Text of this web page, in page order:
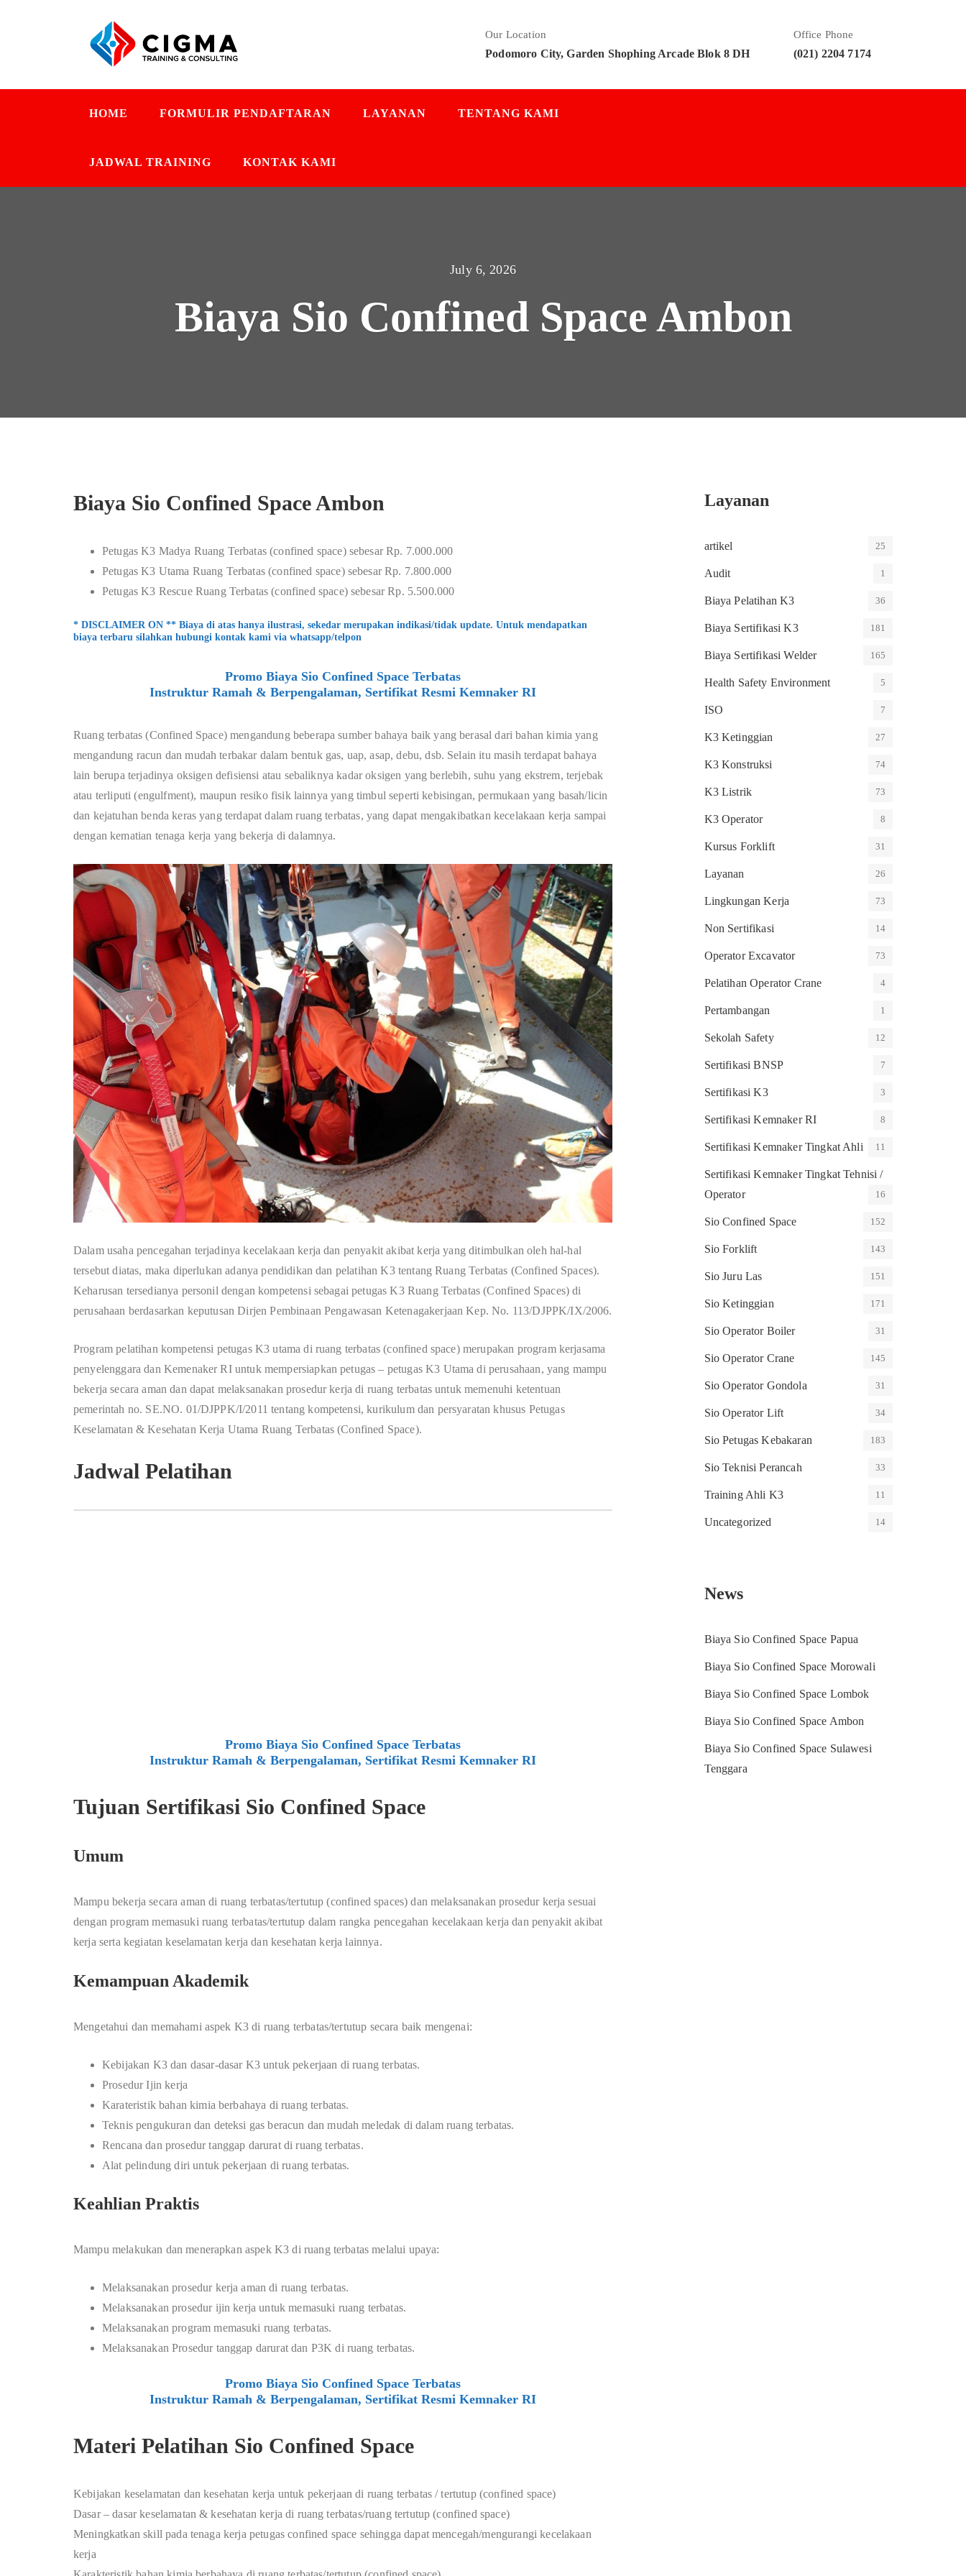
Our Location
Podomoro City, Garden Shophing Arcade Blok 8 DH
Office Phone
(021) 2204 7174
HOME FORMULIR PENDAFTARAN LAYANAN TENTANG KAMI
JADWAL TRAINING KONTAK KAMI
July 6, 2026
Biaya Sio Confined Space Ambon
Biaya Sio Confined Space Ambon
Petugas K3 Madya Ruang Terbatas (confined space) sebesar Rp. 7.000.000
Petugas K3 Utama Ruang Terbatas (confined space) sebesar Rp. 7.800.000
Petugas K3 Rescue Ruang Terbatas (confined space) sebesar Rp. 5.500.000
* DISCLAIMER ON ** Biaya di atas hanya ilustrasi, sekedar merupakan indikasi/tidak update. Untuk mendapatkan
biaya terbaru silahkan hubungi kontak kami via whatsapp/telpon
Promo Biaya Sio Confined Space Terbatas
Instruktur Ramah & Berpengalaman, Sertifikat Resmi Kemnaker RI
Ruang terbatas (Confined Space) mengandung beberapa sumber bahaya baik yang berasal dari bahan kimia yang
mengandung racun dan mudah terbakar dalam bentuk gas, uap, asap, debu, dsb. Selain itu masih terdapat bahaya
lain berupa terjadinya oksigen defisiensi atau sebaliknya kadar oksigen yang berlebih, suhu yang ekstrem, terjebak
atau terliputi (engulfment), maupun resiko fisik lainnya yang timbul seperti kebisingan, permukaan yang basah/licin
dan kejatuhan benda keras yang terdapat dalam ruang terbatas, yang dapat mengakibatkan kecelakaan kerja sampai
dengan kematian tenaga kerja yang bekerja di dalamnya.
Dalam usaha pencegahan terjadinya kecelakaan kerja dan penyakit akibat kerja yang ditimbulkan oleh hal-hal
tersebut diatas, maka diperlukan adanya pendidikan dan pelatihan K3 tentang Ruang Terbatas (Confined Spaces).
Keharusan tersedianya personil dengan kompetensi sebagai petugas K3 Ruang Terbatas (Confined Spaces) di
perusahaan berdasarkan keputusan Dirjen Pembinaan Pengawasan Ketenagakerjaan Kep. No. 113/DJPPK/IX/2006.
Program pelatihan kompetensi petugas K3 utama di ruang terbatas (confined space) merupakan program kerjasama
penyelenggara dan Kemenaker RI untuk mempersiapkan petugas – petugas K3 Utama di perusahaan, yang mampu
bekerja secara aman dan dapat melaksanakan prosedur kerja di ruang terbatas untuk memenuhi ketentuan
pemerintah no. SE.NO. 01/DJPPK/I/2011 tentang kompetensi, kurikulum dan persyaratan khusus Petugas
Keselamatan & Kesehatan Kerja Utama Ruang Terbatas (Confined Space).
Jadwal Pelatihan
Promo Biaya Sio Confined Space Terbatas
Instruktur Ramah & Berpengalaman, Sertifikat Resmi Kemnaker RI
Tujuan Sertifikasi Sio Confined Space
Umum
Mampu bekerja secara aman di ruang terbatas/tertutup (confined spaces) dan melaksanakan prosedur kerja sesuai
dengan program memasuki ruang terbatas/tertutup dalam rangka pencegahan kecelakaan kerja dan penyakit akibat
kerja serta kegiatan keselamatan kerja dan kesehatan kerja lainnya.
Kemampuan Akademik
Mengetahui dan memahami aspek K3 di ruang terbatas/tertutup secara baik mengenai:
Kebijakan K3 dan dasar-dasar K3 untuk pekerjaan di ruang terbatas.
Prosedur Ijin kerja
Karateristik bahan kimia berbahaya di ruang terbatas.
Teknis pengukuran dan deteksi gas beracun dan mudah meledak di dalam ruang terbatas.
Rencana dan prosedur tanggap darurat di ruang terbatas.
Alat pelindung diri untuk pekerjaan di ruang terbatas.
Keahlian Praktis
Mampu melakukan dan menerapkan aspek K3 di ruang terbatas melalui upaya:
Melaksanakan prosedur kerja aman di ruang terbatas.
Melaksanakan prosedur ijin kerja untuk memasuki ruang terbatas.
Melaksanakan program memasuki ruang terbatas.
Melaksanakan Prosedur tanggap darurat dan P3K di ruang terbatas.
Promo Biaya Sio Confined Space Terbatas
Instruktur Ramah & Berpengalaman, Sertifikat Resmi Kemnaker RI
Materi Pelatihan Sio Confined Space
Kebijakan keselamatan dan kesehatan kerja untuk pekerjaan di ruang terbatas / tertutup (confined space)
Dasar – dasar keselamatan & kesehatan kerja di ruang terbatas/ruang tertutup (confined space)
Meningkatkan skill pada tenaga kerja petugas confined space sehingga dapat mencegah/mengurangi kecelakaan
kerja
Layanan
artikel 25
Audit 1
Biaya Pelatihan K3 36
Biaya Sertifikasi K3 181
Biaya Sertifikasi Welder 165
Health Safety Environment 5
ISO 7
K3 Ketinggian 27
K3 Konstruksi 74
K3 Listrik 73
K3 Operator 8
Kursus Forklift 31
Layanan 26
Lingkungan Kerja 73
Non Sertifikasi 14
Operator Excavator 73
Pelatihan Operator Crane 4
Pertambangan 1
Sekolah Safety 12
Sertifikasi BNSP 7
Sertifikasi K3 3
Sertifikasi Kemnaker RI 8
Sertifikasi Kemnaker Tingkat Ahli 11
Sertifikasi Kemnaker Tingkat Tehnisi /
Operator
16
Sio Confined Space 152
Sio Forklift 143
Sio Juru Las 151
Sio Ketinggian 171
Sio Operator Boiler 31
Sio Operator Crane 145
Sio Operator Gondola 31
Sio Operator Lift 34
Sio Petugas Kebakaran 183
Sio Teknisi Perancah 33
Training Ahli K3 11
Uncategorized 14
News
Biaya Sio Confined Space Papua
Biaya Sio Confined Space Morowali
Biaya Sio Confined Space Lombok
Biaya Sio Confined Space Ambon
Biaya Sio Confined Space Sulawesi
Tenggara